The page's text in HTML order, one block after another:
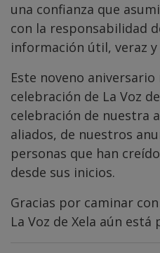
una confianza que
con la responsabilidad
información útil, veraz y
Este noveno
celebración de La Voz
celebración de nuestra
aliados, de nuestros
personas que han
desde sus inicios.
Gracias por caminar
La Voz de Xela aún